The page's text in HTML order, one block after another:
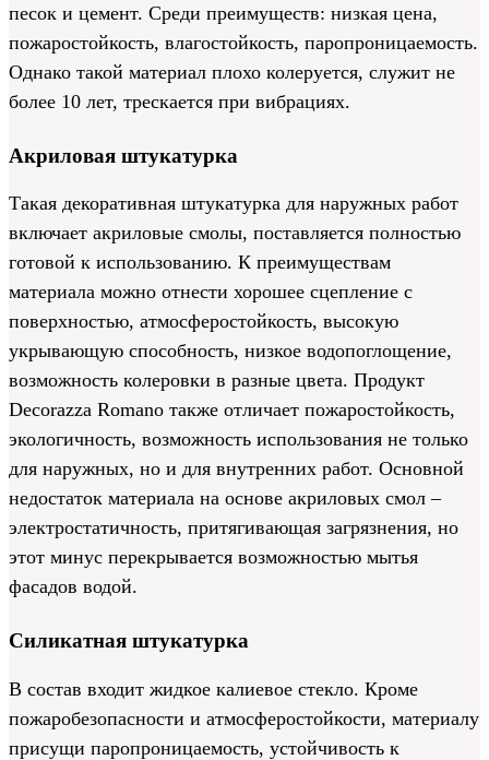
песок и цемент. Среди преимуществ: низкая цена,
пожаростойкость, влагостойкость, паропроницаемость.
Однако такой материал плохо колеруется, служит не
более 10 лет, трескается при вибрациях.
Акриловая штукатурка
Такая декоративная штукатурка для наружных работ
включает акриловые смолы, поставляется полностью
готовой к использованию. К преимуществам
материала можно отнести хорошее сцепление с
поверхностью, атмосферостойкость, высокую
укрывающую способность, низкое водопоглощение,
возможность колеровки в разные цвета. Продукт
Decorazza Romano также отличает пожаростойкость,
экологичность, возможность использования не только
для наружных, но и для внутренних работ. Основной
недостаток материала на основе акриловых смол –
электростатичность, притягивающая загрязнения, но
этот минус перекрывается возможностью мытья
фасадов водой.
Силикатная штукатурка
В состав входит жидкое калиевое стекло. Кроме
пожаробезопасности и атмосферостойкости, материалу
присущи паропроницаемость, устойчивость к